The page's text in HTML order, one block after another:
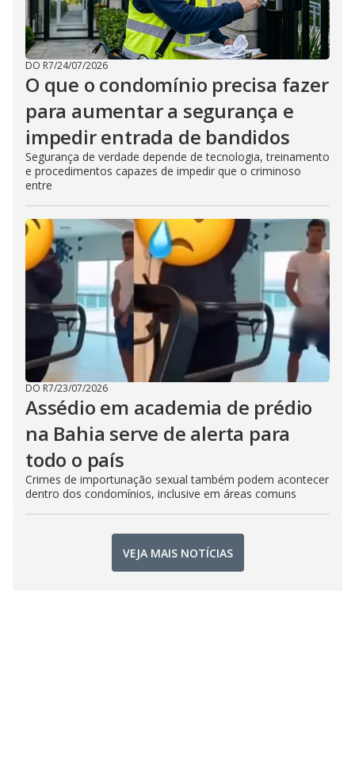
DO R7/24/07/2026
O que o condomínio precisa fazer
para aumentar a segurança e
impedir entrada de bandidos
Segurança de verdade depende de tecnologia, treinamento
e procedimentos capazes de impedir que o criminoso
entre
DO R7/23/07/2026
Assédio em academia de prédio
na Bahia serve de alerta para
todo o país
Crimes de importunação sexual também podem acontecer
dentro dos condomínios, inclusive em áreas comuns
VEJA MAIS NOTÍCIAS